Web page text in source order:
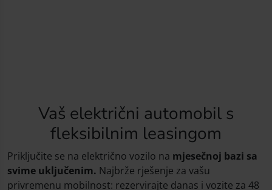
Vaš električni automobil s
fleksibilnim leasingom
Priključite se na električno vozilo na mjesečnoj bazi sa
svime uključenim. Najbrže rješenje za vašu
privremenu mobilnost: rezervirajte danas i vozite za 48